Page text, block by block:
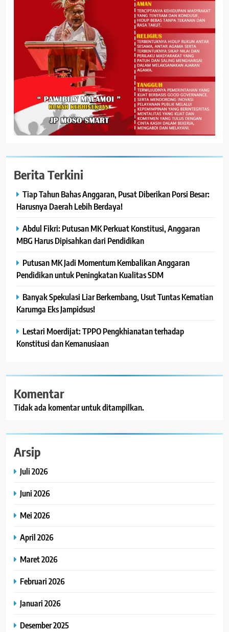
Berita Terkini
Tiap Tahun Bahas Anggaran, Pusat Diberikan Porsi Besar:
Harusnya Daerah Lebih Berdaya!
Abdul Fikri: Putusan MK Perkuat Konstitusi, Anggaran
MBG Harus Dipisahkan dari Pendidikan
Putusan MK Jadi Momentum Kembalikan Anggaran
Pendidikan untuk Peningkatan Kualitas SDM
Banyak Spekulasi Liar Berkembang, Usut Tuntas Kematian
Karumga Eks Jampidsus!
Lestari Moerdijat: TPPO Pengkhianatan terhadap
Konstitusi dan Kemanusiaan
Komentar
Tidak ada komentar untuk ditampilkan.
Arsip
Juli 2026
Juni 2026
Mei 2026
April 2026
Maret 2026
Februari 2026
Januari 2026
Desember 2025